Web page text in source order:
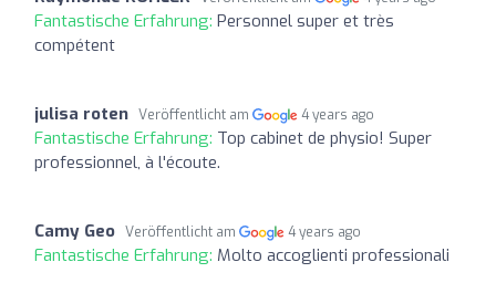
Fantastische Erfahrung: Personnel super et très
compétent
julisa roten Veröffentlicht am 4 years ago
Fantastische Erfahrung: Top cabinet de physio! Super
professionnel, à l'écoute.
Camy Geo Veröffentlicht am 4 years ago
Fantastische Erfahrung: Molto accoglienti professionali